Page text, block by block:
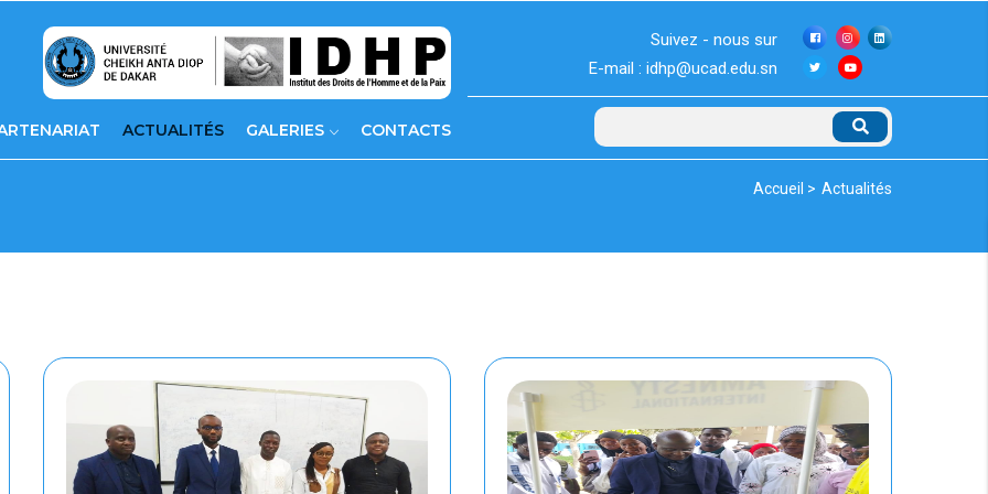
Suivez - nous sur
E-mail : idhp@ucad.edu.sn
ACTUALITÉS GALERIES CONTACTS Rechercher
Fil
Accueil > Actualités